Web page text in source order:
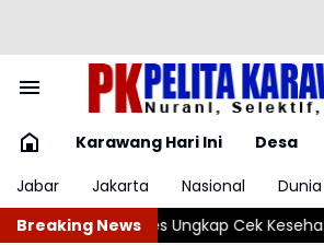
Karawang Hari Ini Desa
Jabar
Jakarta Nasional Dunia
Breaking News
Gratis Tembus 42,3 Juta Peserta